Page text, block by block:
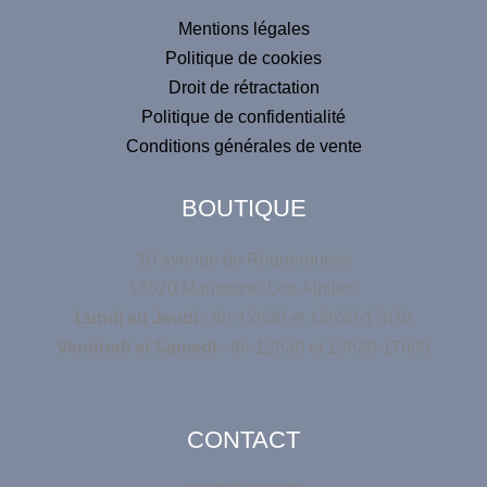
Mentions légales
Politique de cookies
Droit de rétractation
Politique de confidentialité
Conditions générales de vente
BOUTIQUE
10 avenue de Roquerousse
13520 Maussane-Les-Alpilles
Lundi au Jeudi : 8h-12h30 et 13h30-17h30
Vendredi et Samedi : 8h-12h30 et 13h30-17h00
CONTACT